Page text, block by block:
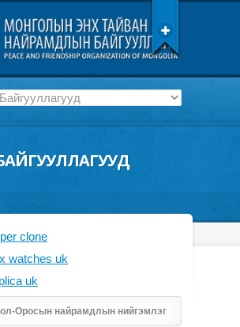
БАЙГУУЛЛАГУУД
clone
watches uk
uk
Оросын найрамдлын нийгэмлэг